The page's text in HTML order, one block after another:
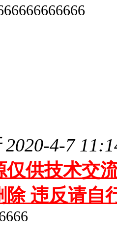
4-7
仅供技术交
除 违反请自